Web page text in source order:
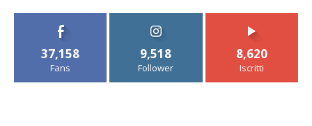
37,158
Fans
9,518
Follower
8,620
Iscritti